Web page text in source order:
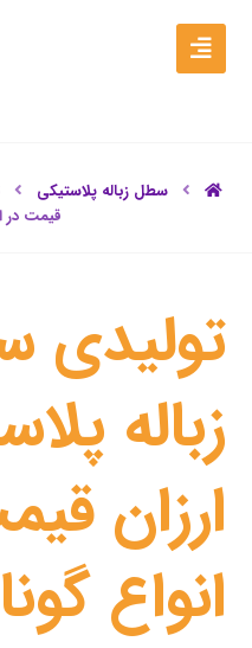
سطل زباله پلاستیکی
قیمت در
زباله
ارزان
انواع